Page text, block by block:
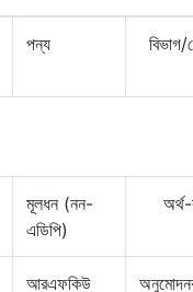
পন্য
মূলধন (নন-
এডিপি)
আরএফকিউ